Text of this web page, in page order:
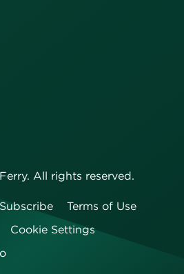
All rights reserved.
Subscribe
Terms of Use
Cookie Settings